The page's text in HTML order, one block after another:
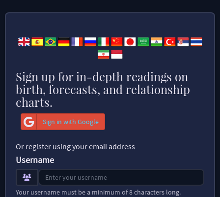
Sign up for in-depth readings on
birth, forecasts, and relationship
charts.
Sign in with Google
Or register using your email address
Username
Your username must be a minimum of 8 characters long.